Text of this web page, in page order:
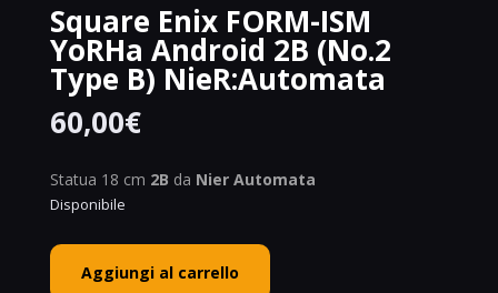
Square Enix FORM-ISM
YoRHa Android 2B (No.2
Type B) NieR:Automata
60,00€
Statua 18 cm 2B da Nier Automata
Disponibile
Square
Aggiungi al carrello